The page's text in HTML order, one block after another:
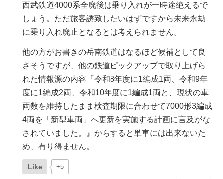
西武鉄道4000系全廃後は乗り入れが一時途絶えるで
しょう。ただ旅客誘致したいはずですから未来永劫
に乗り入れ廃止となるとは考えられません。
他の方がお書きの岳南鉄道はなるほど候補として良
さそうですが、他の鉄道ピックアップで取り上げら
れた情報源の内容『令和8年度に1編成1両、令和9年
度に1編成2両、令和10年度に1編成1両と、現状の車
両数を維持したまま検査期限に合わせて7000形3編成
4両を「新型車両」へ更新を実施する計画に言及がな
されていました。』からすると単車には出来ないた
め、有り得ません。
Like +5